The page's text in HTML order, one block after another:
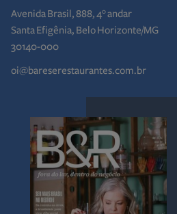
Avenida Brasil, 888, 4° andar
Santa Efigênia, Belo Horizonte/MG
30140-000
oi@bareserestaurantes.com.br